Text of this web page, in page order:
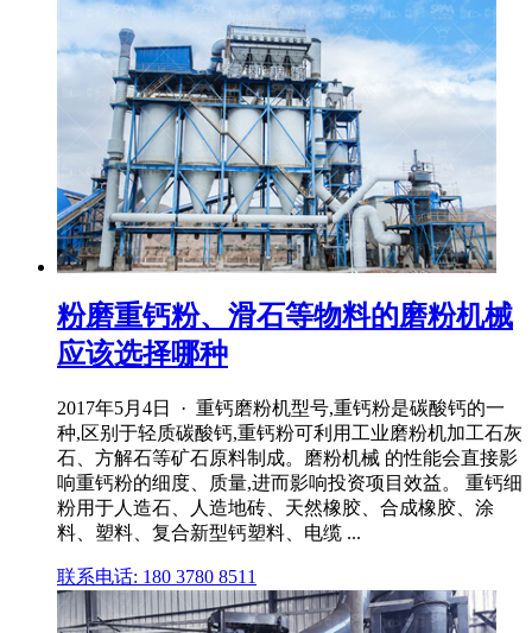
粉磨重钙粉、滑石等物料的磨粉机械
应该选择哪种
2017年5月4日 · 重钙磨粉机型号,重钙粉是碳酸钙的一
种,区别于轻质碳酸钙,重钙粉可利用工业磨粉机加工石灰
石、方解石等矿石原料制成。磨粉机械 的性能会直接影
响重钙粉的细度、质量,进而影响投资项目效益。 重钙细
粉用于人造石、人造地砖、天然橡胶、合成橡胶、涂
料、塑料、复合新型钙塑料、电缆 ...
联系电话: 180 3780 8511